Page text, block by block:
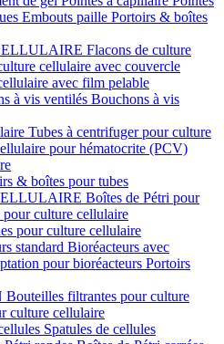
Embouts paille Portoirs & boîtes
Flacons de culture
cellulaire avec couvercle
avec film pelable
à vis ventilés Bouchons à vis
Tubes à centrifuger pour culture
pour hématocrite (PCV)
& boîtes pour tubes
Boîtes de Pétri pour
culture cellulaire
pour culture cellulaire
standard Bioréacteurs avec
pour bioréacteurs Portoirs
Bouteilles filtrantes pour culture
culture cellulaire
Spatules de cellules